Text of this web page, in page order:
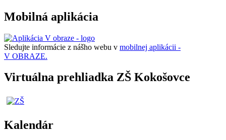
Mobilná aplikácia
Sledujte informácie z nášho webu v mobilnej aplikácii -
V OBRAZE.
Virtuálna prehliadka ZŠ Kokošovce
Kalendár